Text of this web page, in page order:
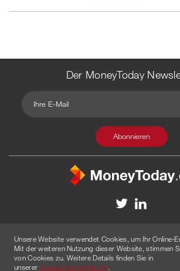
Der MoneyToday
Disclaimer
© 2026 Created byAGENTUR AM
Unsere Website verwendet Cookies, um Ihr Online-
Mit der weiteren Nutzung dieser Website, stimmen
von Cookies zu. Weitere Details finden Sie in
unserer Datenschutzerklärung.